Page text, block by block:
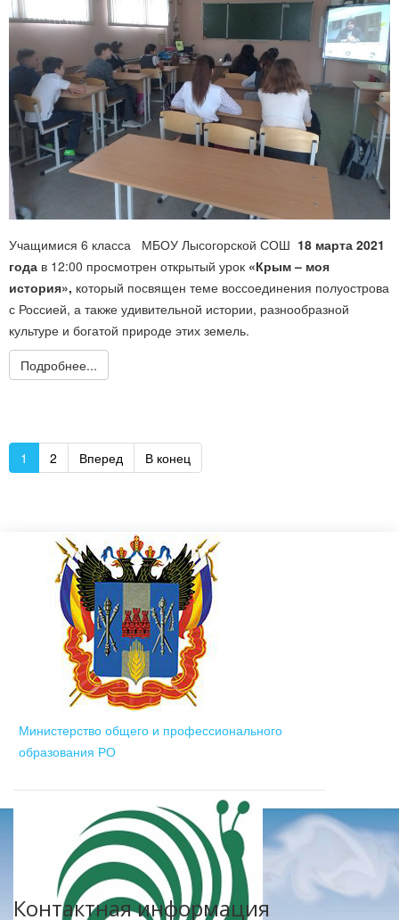
Учащимися 6 класса МБОУ Лысогорской СОШ 18 марта 2021
года в 12:00 просмотрен открытый урок «Крым – моя
история», который посвящен теме воссоединения полуострова
с Россией, а также удивительной истории, разнообразной
культуре и богатой природе этих земель.
Подробнее...
1 2 Вперед В конец
Министерство общего и профессионального
образования РО
Контактная информация